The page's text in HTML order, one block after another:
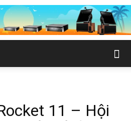
11 – Hội